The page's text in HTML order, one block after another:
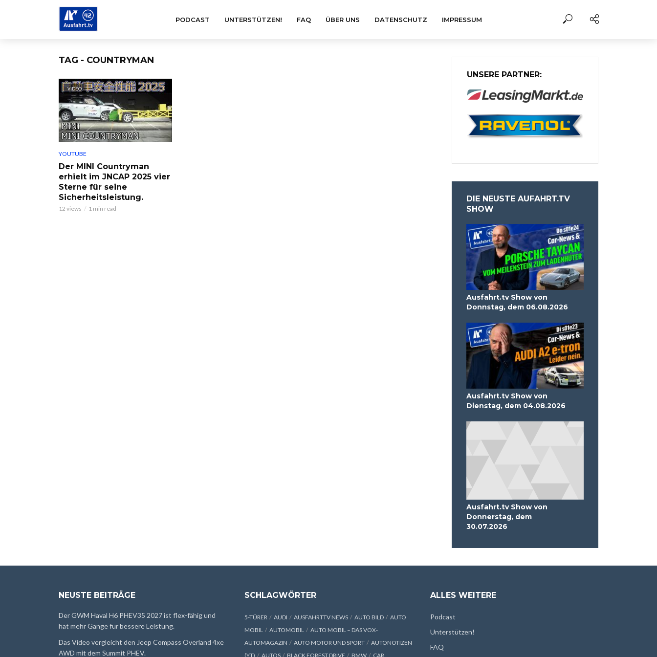
PODCAST UNTERSTÜTZEN! FAQ ÜBER UNS DATENSCHUTZ IMPRESSUM
TAG - COUNTRYMAN
VIDEO
YOUTUBE
Der MINI Countryman
erhielt im JNCAP 2025 vier
Sterne für seine
Sicherheitsleistung.
12 views 1 min read
UNSERE PARTNER:
DIE NEUSTE AUFAHRT.TV
SHOW
Ausfahrt.tv Show von
Donnstag, dem 06.08.2026
Ausfahrt.tv Show von
Dienstag, dem 04.08.2026
Ausfahrt.tv Show von
Donnerstag, dem
30.07.2026
NEUSTE BEITRÄGE
Der GWM Haval H6 PHEV35 2027 ist flex-fähig und
hat mehr Gänge für bessere Leistung.
Das Video vergleicht den Jeep Compass Overland 4xe
AWD mit dem Summit PHEV.
SCHLAGWÖRTER
5-TÜRER AUDI AUSFAHRTTV NEWS AUTO BILD
AUTO
MOBIL
AUTOMOBIL
AUTO MOBIL – DAS VOX-
AUTOMAGAZIN
AUTO MOTOR UND SPORT
AUTONOTIZEN
(YT)
AUTOS BLACK FOREST DRIVE BMW CAR
ALLES WEITERE
Podcast
Unterstützen!
FAQ